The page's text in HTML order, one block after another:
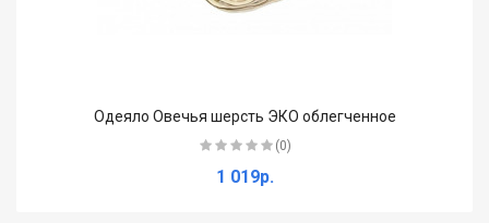
Одеяло Овечья шерсть ЭКО облегченное
(0)
1 019р.